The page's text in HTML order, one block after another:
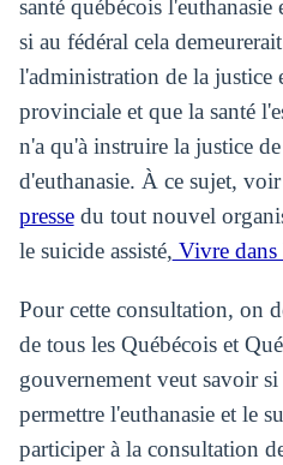
santé québécois l'euthanasie
si au fédéral cela
l'administration de la justice
provinciale et que la santé
n'a qu'à instruire la justice
d'euthanasie. À ce sujet,
pressedu tout nouvel
le suicide assisté, Vivre
Pour cette consultation, on
de tous les Québécois et
gouvernement veut savoir
permettre l'euthanasie et le
participer à la consultation